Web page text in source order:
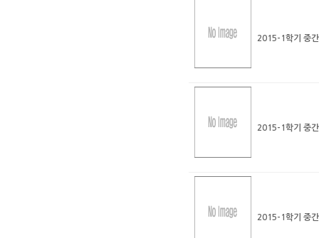
2015-1학기 중
2015-1학기 중
2015-1학기 중